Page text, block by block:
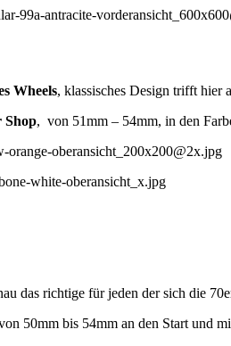
Wheels, klassisches Design trifft hier
Shop, von 51mm – 54mm, in den
das richtige für jeden der sich die
50mm bis 54mm an den Start und